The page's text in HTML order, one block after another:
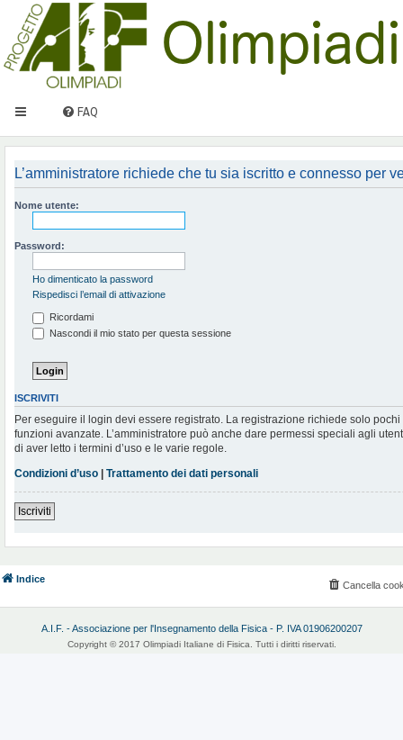
FAQ
L’amministratore richiede che tu sia iscritto e connesso per
Nome utente:
Password:
Ho dimenticato la password
Rispedisci l’email di attivazione
Ricordami
Nascondi il mio stato per questa sessione
ISCRIVITI
Per eseguire il login devi essere registrato. La registrazione richiede solo
funzioni avanzate. L’amministratore può anche dare permessi speciali agli
di aver letto i termini d’uso e le varie regole.
Condizioni d’uso | Trattamento dei dati personali
Iscriviti
Indice
Cancella
A.I.F. - Associazione per l'Insegnamento della Fisica - P. IVA 01906200207
Copyright © 2017 Olimpiadi Italiane di Fisica. Tutti i diritti riservati.